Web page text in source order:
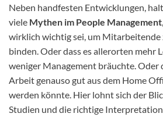
Neben handfesten Entwicklungen,
viele Mythen im People Management
wirklich wichtig sei, um Mitarbeitende
binden. Oder dass es allerorten mehr
weniger Management bräuchte. Oder
Arbeit genauso gut aus dem Home
werden könnte. Hier lohnt sich der
Studien und die richtige Interpretation